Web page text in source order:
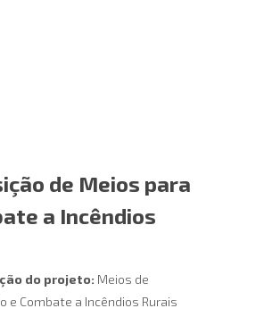
de Meios para
a Incêndios
do projeto: Meios de
e Combate a Incêndios Rurais